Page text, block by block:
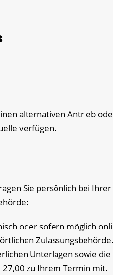
alternativen Antrieb
verfügen.
Sie persönlich bei
oder sofern möglich
Zulassungsbehörde.
Unterlagen sowie die
27,00 zu Ihrem Termin mit.